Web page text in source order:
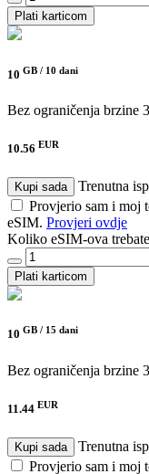
Plati karticom
10 GB / 10 dani
Bez ograničenja brzine
10.56 EUR
Kupi sada
Trenutna
Provjerio sam i moj
eSIM. Provjeri ovdje
Koliko eSIM-ova
Plati karticom
10 GB / 15 dani
Bez ograničenja brzine
11.44 EUR
Kupi sada
Trenutna
Provjerio sam i moj